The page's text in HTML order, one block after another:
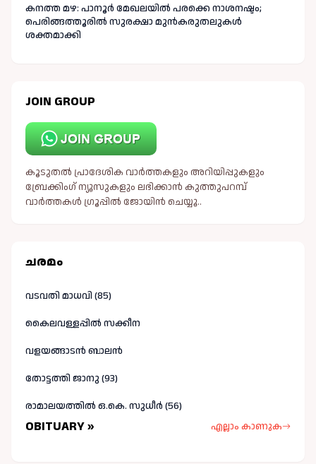
കനത്ത മഴ: പാനൂർ മേഖലയിൽ പരക്കെ നാശനഷ്ടം;
പെരിങ്ങത്തൂരിൽ സുരക്ഷാ മുൻകരുതലുകൾ
ശക്തമാക്കി
JOIN GROUP
കൂടുതൽ പ്രാദേശിക വാർത്തകളും അറിയിപ്പുകളും
ബ്രേക്കിംഗ് ന്യൂസുകളും ലഭിക്കാൻ കുത്തുപറമ്പ്
വാർത്തകൾ ഗ്രൂപ്പിൽ ജോയിൻ ചെയ്യൂ..
ചരമം
വടവതി മാധവി (85)
കൈലവള്ളപ്പിൽ സക്കീന
വളയങ്ങാടൻ ബാലൻ
തോട്ടത്തി ജാനു (93)
രാമാലയത്തിൽ ഒ.കെ. സുധീർ (56)
OBITUARY » എല്ലാം കാണുക